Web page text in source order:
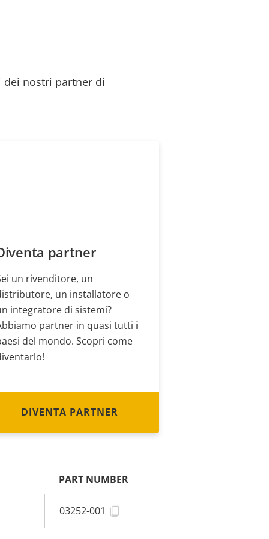
dei nostri partner di
partner
un rivenditore, un
un installatore o
integratore di sistemi?
partner in quasi tutti i
del mondo. Scopri come
DIVENTA PARTNER
PART NUMBER
03252-001